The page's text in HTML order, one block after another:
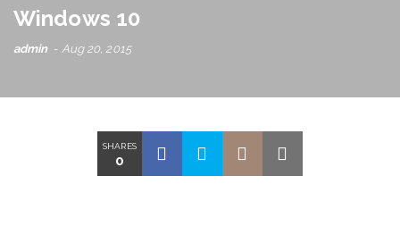
Windows 10
admin Aug 20, 2015
SHARES
0